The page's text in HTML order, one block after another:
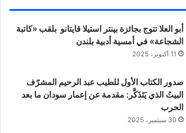
أبو العلا تتوج بجائزة بينتر استيلا قايتانو بلقب «كاتبة
الشجاعة» في أمسية أدبية بلندن
11 أكتوبر، 2025
صدور الكتاب الأول للطيب عبد الرحيم المشرّف
البيتُ الذي يَتَذَكَّر: مقدمة عن إعمار سودان ما بعد
الحرب
30 سبتمبر، 2025